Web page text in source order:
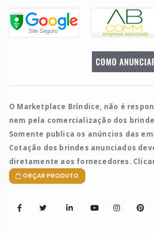
O Marketplace Bríndice, não é
nem pela comercialização dos
Somente publica os anúncios das
Cotação dos brindes anunciados
diretamente aos fornecedores.
ORÇAR PRODUTO